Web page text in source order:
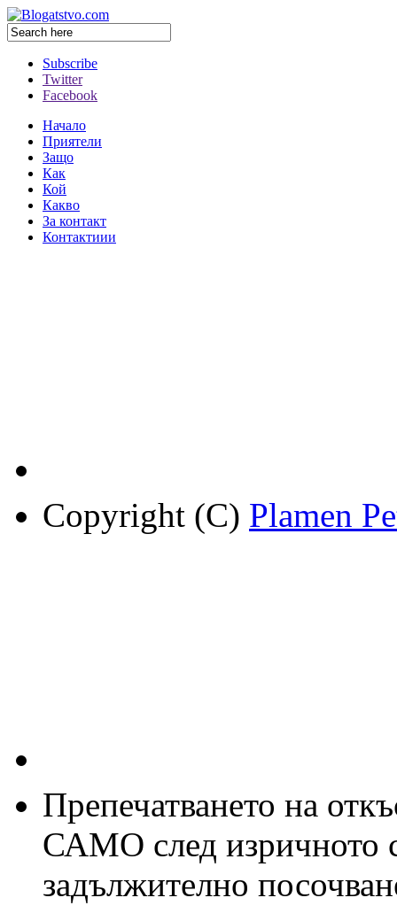
Subscribe
Twitter
Facebook
Начало
Приятели
Защо
Как
Кой
Какво
За контакт
Контактиии
Copyright (C) Plamen
Препечатването на
САМО след изричното
задължително